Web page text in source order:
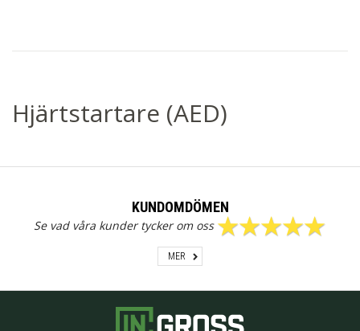
Hjärtstartare (AED)
KUNDOMDÖMEN
Se vad våra kunder tycker om oss
MER